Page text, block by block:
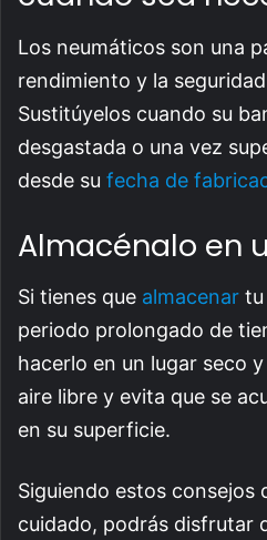
Los neumáticos son una
rendimiento y la
Sustitúyelos cuando su
desgastada o una vez
desde su fecha de
Almacénalo en
Si tienes que almacenar tu
periodo prolongado de
hacerlo en un lugar seco
aire libre y evita que se
en su superficie.
Siguiendo estos consejos
cuidado, podrás disfrutar